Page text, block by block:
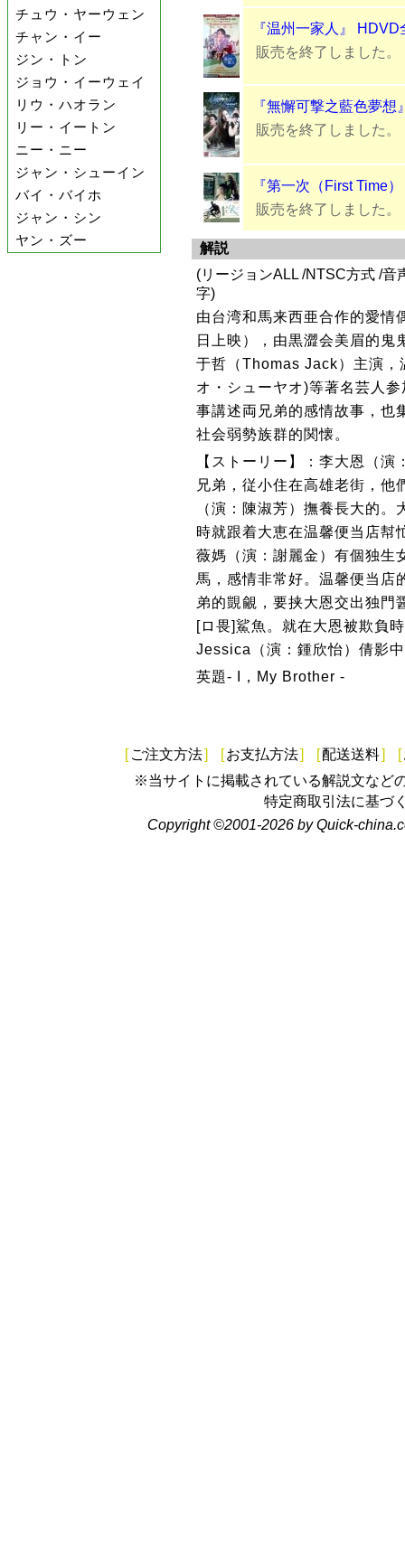
チュウ・ヤーウェン
チャン・イー
ジン・トン
ジョウ・イーウェイ
リウ・ハオラン
リー・イートン
ニー・ニー
ジャン・シューイン
バイ・バイホ
ジャン・シン
ヤン・ズー
『温州一家人』 HDVD
販売を終了しました。
『無懈可撃之藍色夢
販売を終了しました。
『第一次（First Time
販売を終了しました。
解説
(リージョンALL /NTSC方式 /
字)
由台湾和馬来西亜合作的愛
日上映），由黒澀会美眉的鬼
于哲（Thomas Jack）主演，
オ・シューヤオ)等著名芸人
事講述両兄弟的感情故事，也
社会弱勢族群的関懐。
【ストーリー】：李大恩（
兄弟，従小住在高雄老街，他
（演：陳淑芳）撫養長大的
時就跟着大恵在温馨便当店幇
薇媽（演：謝麗金）有個独生
馬，感情非常好。温馨便当店
弟的覬覦，要挟大恩交出独
[ロ畏]鯊魚。就在大恩被欺負
Jessica（演：鍾欣怡）倩影
英題- I，My Brother -
[ ご注文方法] [お支払方法] [配送送料] [
※当サイトに掲載されている解説文など
特定商取引法に基づ
Copyright ©2001-2026 by Quick-